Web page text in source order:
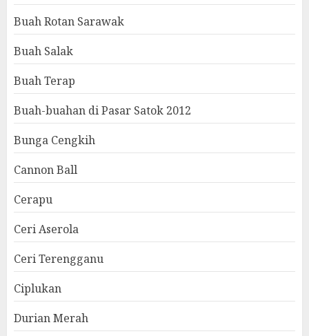
Buah Rotan Sarawak
Buah Salak
Buah Terap
Buah-buahan di Pasar Satok 2012
Bunga Cengkih
Cannon Ball
Cerapu
Ceri Aserola
Ceri Terengganu
Ciplukan
Durian Merah